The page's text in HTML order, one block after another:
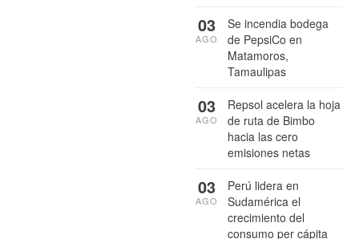
Se incendia bodega
de PepsiCo en
Matamoros,
Tamaulipas
03
AGO
Repsol acelera la hoja
de ruta de Bimbo
hacia las cero
emisiones netas
03
AGO
Perú lidera en
Sudamérica el
crecimiento del
consumo per cápita
03
AGO